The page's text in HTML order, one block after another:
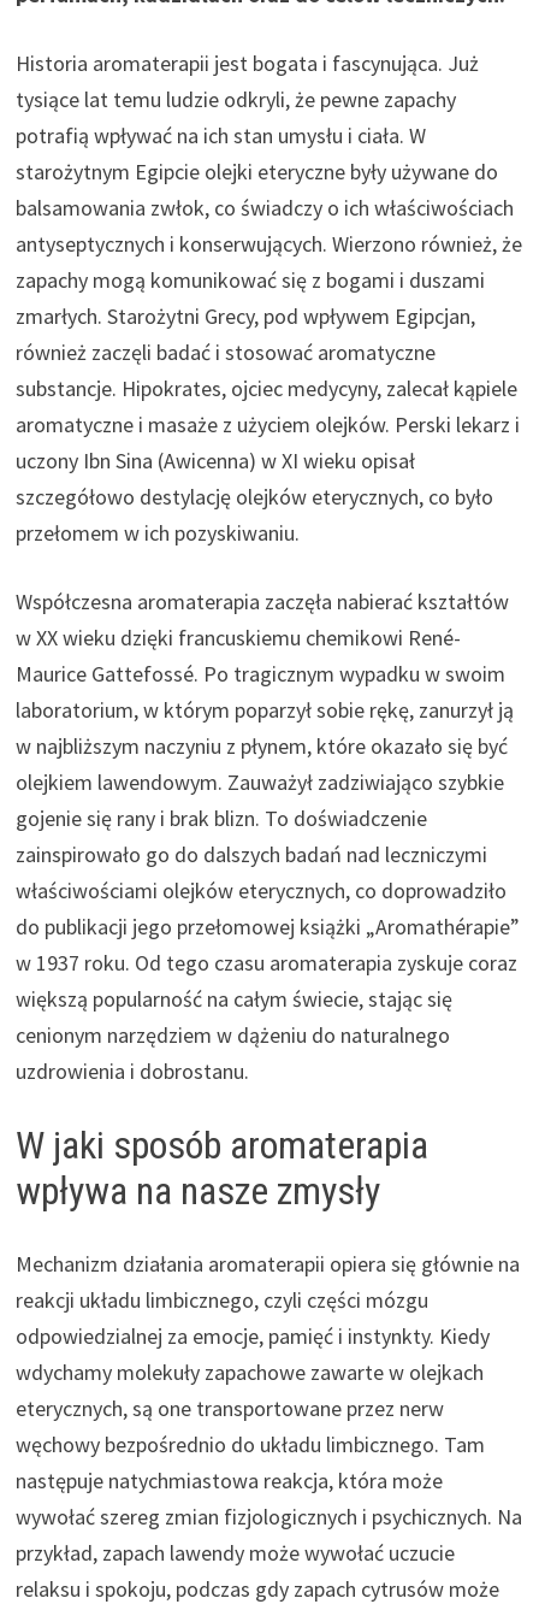
Historia aromaterapii jest bogata i fascynująca. Już
tysiące lat temu ludzie odkryli, że pewne zapachy
potrafią wpływać na ich stan umysłu i ciała. W
starożytnym Egipcie olejki eteryczne były używane do
balsamowania zwłok, co świadczy o ich właściwościach
antyseptycznych i konserwujących. Wierzono również, że
zapachy mogą komunikować się z bogami i duszami
zmarłych. Starożytni Grecy, pod wpływem Egipcjan,
również zaczęli badać i stosować aromatyczne
substancje. Hipokrates, ojciec medycyny, zalecał kąpiele
aromatyczne i masaże z użyciem olejków. Perski lekarz i
uczony Ibn Sina (Awicenna) w XI wieku opisał
szczegółowo destylację olejków eterycznych, co było
przełomem w ich pozyskiwaniu.
Współczesna aromaterapia zaczęła nabierać kształtów
w XX wieku dzięki francuskiemu chemikowi René-
Maurice Gattefossé. Po tragicznym wypadku w swoim
laboratorium, w którym poparzył sobie rękę, zanurzył ją
w najbliższym naczyniu z płynem, które okazało się być
olejkiem lawendowym. Zauważył zadziwiająco szybkie
gojenie się rany i brak blizn. To doświadczenie
zainspirowało go do dalszych badań nad leczniczymi
właściwościami olejków eterycznych, co doprowadziło
do publikacji jego przełomowej książki „Aromathérapie”
w 1937 roku. Od tego czasu aromaterapia zyskuje coraz
większą popularność na całym świecie, stając się
cenionym narzędziem w dążeniu do naturalnego
uzdrowienia i dobrostanu.
W jaki sposób aromaterapia
wpływa na nasze zmysły
Mechanizm działania aromaterapii opiera się głównie na
reakcji układu limbicznego, czyli części mózgu
odpowiedzialnej za emocje, pamięć i instynkty. Kiedy
wdychamy molekuły zapachowe zawarte w olejkach
eterycznych, są one transportowane przez nerw
węchowy bezpośrednio do układu limbicznego. Tam
następuje natychmiastowa reakcja, która może
wywołać szereg zmian fizjologicznych i psychicznych. Na
przykład, zapach lawendy może wywołać uczucie
relaksu i spokoju, podczas gdy zapach cytrusów może